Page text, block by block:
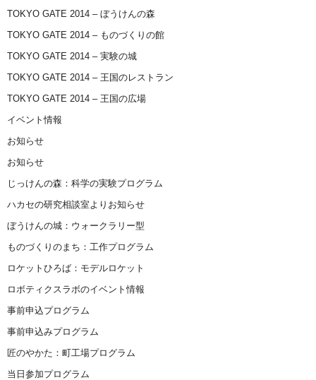
TOKYO GATE 2014 – ぼうけんの森
TOKYO GATE 2014 – ものづくりの館
TOKYO GATE 2014 – 実験の城
TOKYO GATE 2014 – 王国のレストラン
TOKYO GATE 2014 – 王国の広場
イベント情報
お知らせ
お知らせ
じっけんの森：科学の実験プログラム
ハカセの研究相談室よりお知らせ
ぼうけんの城：ウォークラリー型
ものづくりのまち：工作プログラム
ロケットひろば：モデルロケット
ロボティクスラボのイベント情報
事前申込プログラム
事前申込みプログラム
匠のやかた：町工場プログラム
当日参加プログラム